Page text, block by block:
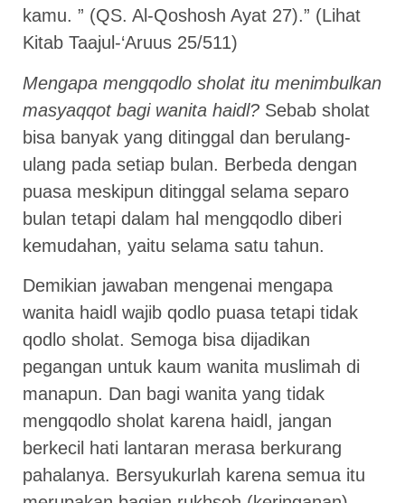
kamu. ” (QS. Al-Qoshosh Ayat 27).” (Lihat
Kitab Taajul-‘Aruus 25/511)
Mengapa mengqodlo sholat itu menimbulkan
masyaqqot bagi wanita haidl? Sebab sholat
bisa banyak yang ditinggal dan berulang-
ulang pada setiap bulan. Berbeda dengan
puasa meskipun ditinggal selama separo
bulan tetapi dalam hal mengqodlo diberi
kemudahan, yaitu selama satu tahun.
Demikian jawaban mengenai mengapa
wanita haidl wajib qodlo puasa tetapi tidak
qodlo sholat. Semoga bisa dijadikan
pegangan untuk kaum wanita muslimah di
manapun. Dan bagi wanita yang tidak
mengqodlo sholat karena haidl, jangan
berkecil hati lantaran merasa berkurang
pahalanya. Bersyukurlah karena semua itu